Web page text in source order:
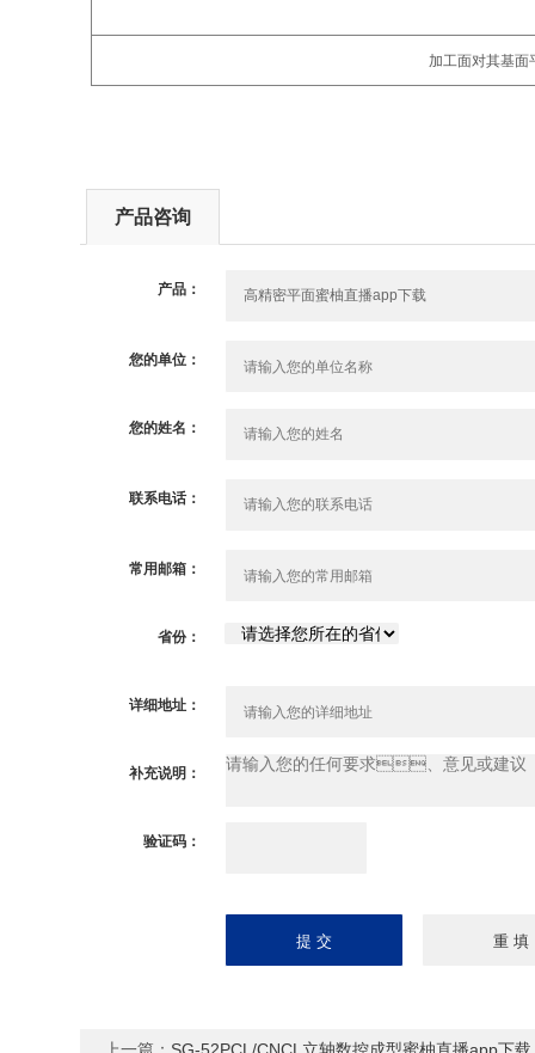
加工面对其基面
产品咨询
产品：
您的单位：
您的姓名：
联系电话：
常用邮箱：
省份：
详细地址：
补充说明：
验证码：
请输入计算结果
（填写阿拉伯数